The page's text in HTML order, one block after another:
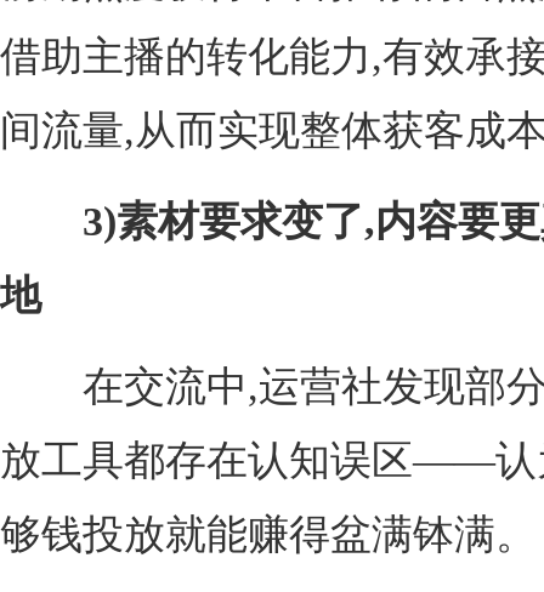
借助主播的转化能力,有效承
间流量,从而实现整体获客成
3)素材要求变了,内容要
地
在交流中,运营社发现部
放工具都存在认知误区——认
够钱投放就能赚得盆满钵满。